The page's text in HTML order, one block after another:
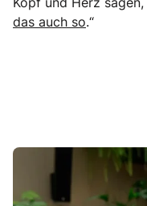
das auch so.“